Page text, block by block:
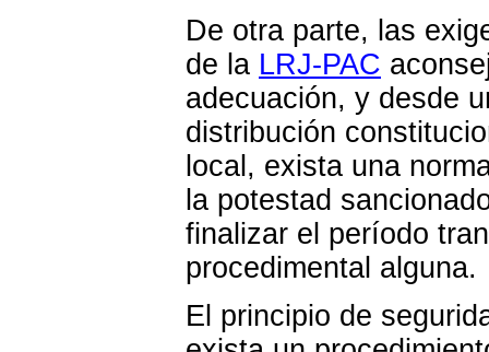
De otra parte, las
de la LRJ-PAC
adecuación, y desde
distribución
local, exista una
la potestad
finalizar el período
procedimental alguna.
El principio de